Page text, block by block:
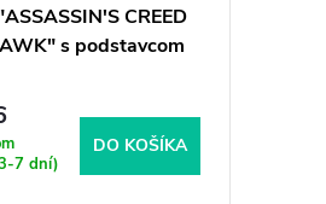
CREED
s podstavcom
7 dní)
DO KOŠÍKA